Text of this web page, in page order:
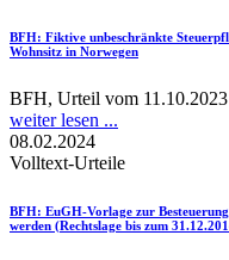
BFH: Fiktive unbeschränkte
Wohnsitz in Norwegen
BFH, Urteil vom
weiter lesen ...
08.02.2024
Volltext-Urteile
BFH: EuGH-Vorlage zur
werden (Rechtslage bis zum